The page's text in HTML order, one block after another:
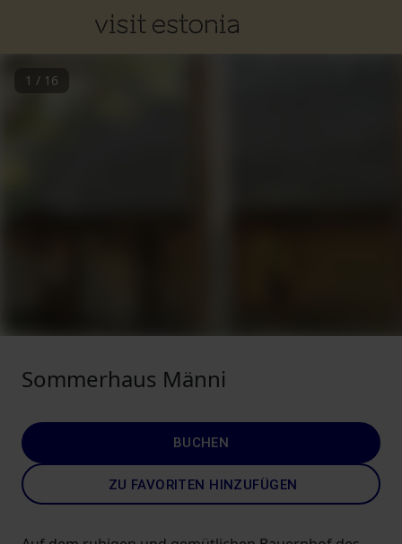
1 / 16
Sommerhaus Männi
BUCHEN
ZU FAVORITEN HINZUFÜGEN